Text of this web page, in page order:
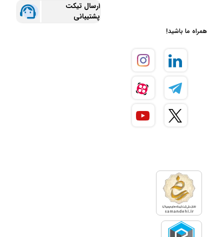
ارسال تیکت
پشتیبانی
همراه ما باشید!